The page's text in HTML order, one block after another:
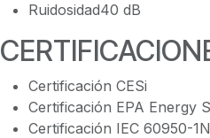
Ruidosidad40 dB
Certificación CESi
Certificación EPA Energy
Certificación IEC 60950-